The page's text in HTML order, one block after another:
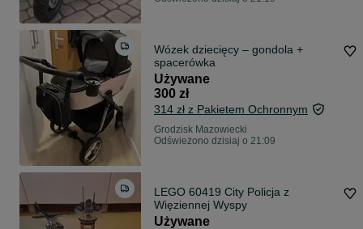
Wózek dziecięcy – gondola +
spacerówka
Używane
300 zł
314 zł z Pakietem Ochronnym
Grodzisk Mazowiecki
Odświeżono dzisiaj o 21:09
LEGO 60419 City Policja z
Więziennej Wyspy
Używane